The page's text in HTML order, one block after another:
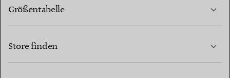
Größentabelle
Store finden